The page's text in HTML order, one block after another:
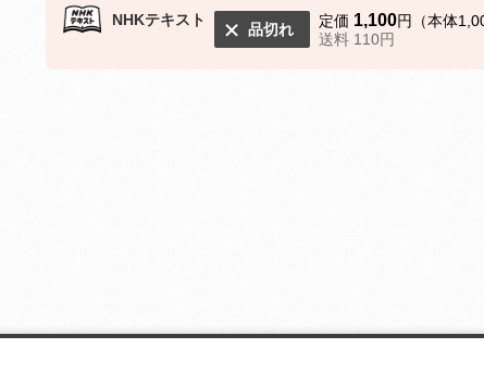
NHKテキスト
品切れ 定価 1,100円（本体
送料 110円